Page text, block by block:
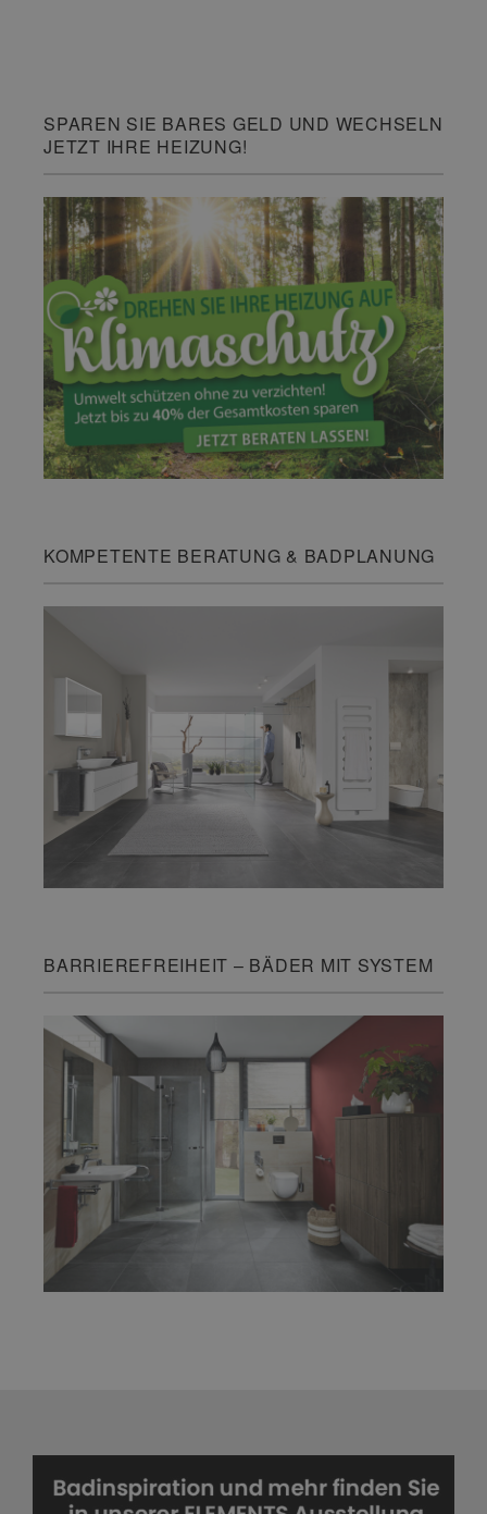
SPAREN SIE BARES GELD UND WECHSELN
JETZT IHRE HEIZUNG!
KOMPETENTE BERATUNG & BADPLANUNG
BARRIEREFREIHEIT – BÄDER MIT SYSTEM